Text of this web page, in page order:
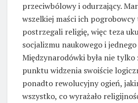
przeciwbólowy i odurzający.
wszelkiej maści ich pogrobowcy
postrzegali religię, więc teza
socjalizmu naukowego i
Międzynarodówki była nie
punktu widzenia swoiście
ponadto rewolucyjny ogień,
wszystko, co wyrażało